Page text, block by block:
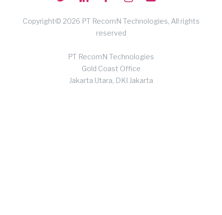
Copyright© 2026 PT RecomN Technologies, All rights
reserved
PT RecomN Technologies
Gold Coast Office
Jakarta Utara, DKI Jakarta